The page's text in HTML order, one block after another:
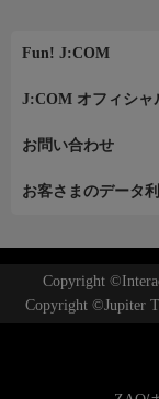
Fun! J:COM
J:COM オフィシャ
お問い合わせ
お客さまのデータ
Copyright
Copyright ©Jupiter